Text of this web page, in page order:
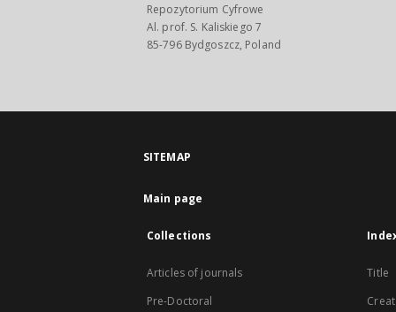
Repozytorium Cyfrowe
Al. prof. S. Kaliskiego 7
85-796 Bydgoszcz, Poland
SITEMAP
Main page
Collections
Articles of journals
Pre-Doctoral
Title